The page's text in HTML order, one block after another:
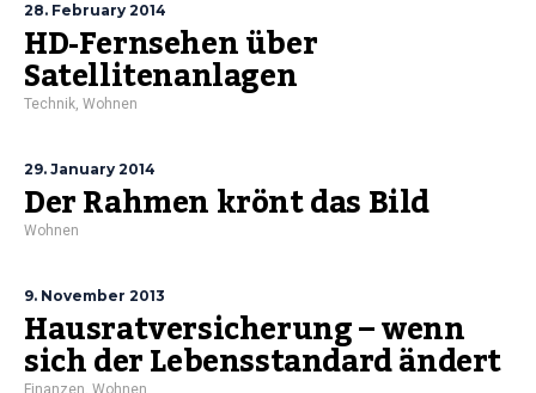
28. February 2014
HD-Fernsehen über
Satellitenanlagen
Technik, Wohnen
29. January 2014
Der Rahmen krönt das Bild
Wohnen
9. November 2013
Hausratversicherung – wenn
sich der Lebensstandard ändert
Finanzen, Wohnen